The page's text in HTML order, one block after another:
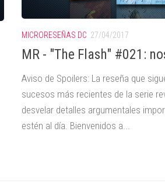
MICRORESEÑAS DC 27/04/2017
MR - "The Flash" #021:
Aviso de Spoilers: La reseña que
sucesos más recientes de la serie
desvelar detalles argumentales
estén al día. Bienvenidos a...